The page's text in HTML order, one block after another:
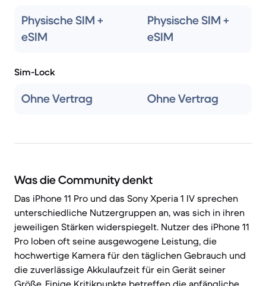
Physische SIM +
eSIM
Physische SIM +
eSIM
Sim-Lock
Ohne Vertrag Ohne Vertrag
Was die Community denkt
Das iPhone 11 Pro und das Sony Xperia 1 IV sprechen
unterschiedliche Nutzergruppen an, was sich in ihren
jeweiligen Stärken widerspiegelt. Nutzer des iPhone 11
Pro loben oft seine ausgewogene Leistung, die
hochwertige Kamera für den täglichen Gebrauch und
die zuverlässige Akkulaufzeit für ein Gerät seiner
Größe. Einige Kritikpunkte betreffen die anfängliche